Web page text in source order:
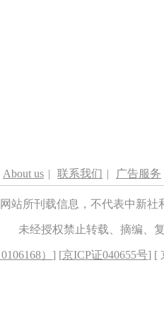
About us | 联系我们 | 广告服务
站所刊载信息，不代表中新
未经授权禁止转载、摘编、
） ] [京ICP证040655号] [